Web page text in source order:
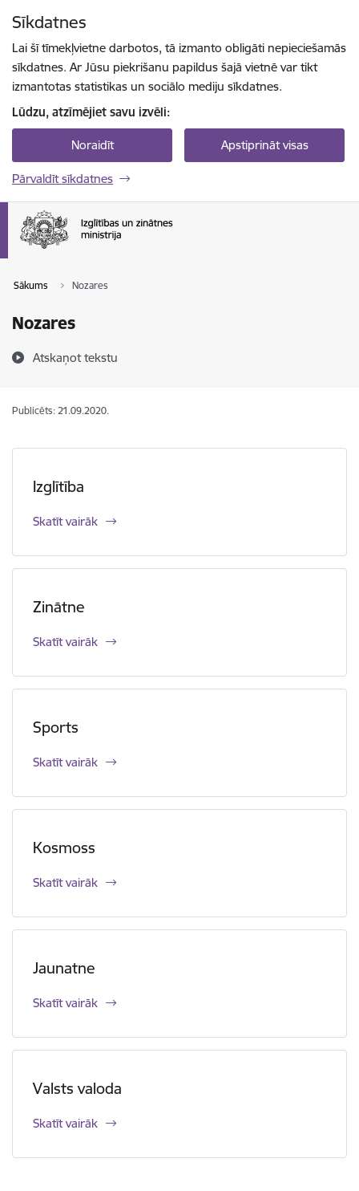
Sīkdatnes
Lai šī tīmekļvietne darbotos, tā izmanto obligāti nepieciešamās
sīkdatnes. Ar Jūsu piekrišanu papildus šajā vietnē var tikt
izmantotas statistikas un sociālo mediju sīkdatnes.
Lūdzu, atzīmējiet savu izvēli:
Noraidīt Apstiprināt visas
Pārvaldīt sīkdatnes
Sākums Nozares
Nozares
Atskaņot tekstu
Publicēts: 21.09.2020.
Izglītība
Skatīt vairāk
Zinātne
Skatīt vairāk
Sports
Skatīt vairāk
Kosmoss
Skatīt vairāk
Jaunatne
Skatīt vairāk
Valsts valoda
Skatīt vairāk